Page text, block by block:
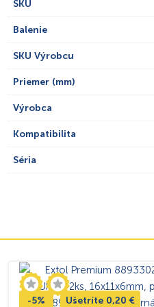
SKU
Balenie
SKU Výrobcu
Priemer (mm)
Výrobca
Kompatibilita
Séria
-5% Ušetríte 0,20 €